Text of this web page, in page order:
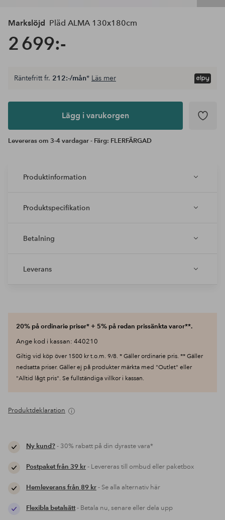
Markslöjd Pläd ALMA 130x180cm
2 699:-
Lägg i
Räntefritt fr. 212:-/mån* Läs mer
Lägg i varukorgen
Levereras om 3-4 vardagar - Färg: FLERFÄRGAD
Produktinformation
Produktspecifikation
Betalning
Leverans
20% på ordinarie priser* + 5% på redan prissänkta varor**.
Ange kod i kassan: 440210
Giltig vid köp över 1500 kr t.o.m. 9/8. * Gäller ordinarie pris. ** Gäller
nedsatta priser. Gäller ej på produkter märkta med "Outlet" eller
"Alltid lågt pris". Se fullständiga villkor i kassan.
Produktdeklaration
Ny kund?- 30% rabatt på din dyraste vara*
Postpaket från 39 kr- Levereras till ombud eller paketbox
Hemleverans från 89 kr- Se alla alternativ här
Flexibla betalsätt- Betala nu, senare eller dela upp